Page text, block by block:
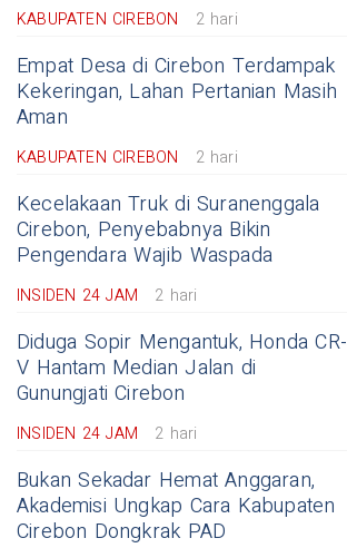
KABUPATEN CIREBON 2 hari
Empat Desa di Cirebon Terdampak
Kekeringan, Lahan Pertanian Masih
Aman
KABUPATEN CIREBON 2 hari
Kecelakaan Truk di Suranenggala
Cirebon, Penyebabnya Bikin
Pengendara Wajib Waspada
INSIDEN 24 JAM 2 hari
Diduga Sopir Mengantuk, Honda CR-
V Hantam Median Jalan di
Gunungjati Cirebon
INSIDEN 24 JAM 2 hari
Bukan Sekadar Hemat Anggaran,
Akademisi Ungkap Cara Kabupaten
Cirebon Dongkrak PAD